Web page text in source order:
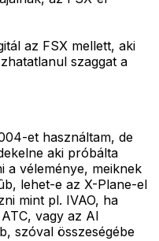
az FSX mellett, aki
szaggat a
et használtam, de
aki próbálta
a véleménye, meiknek
lehet-e az X-Plane-el
mint pl. IVAO, ha
vagy az AI
szóval összeségébe